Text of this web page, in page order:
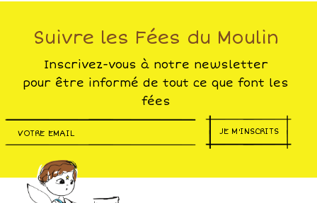
Suivre les Fées du Moulin
Inscrivez-vous à notre newsletter
pour être informé de tout ce que font les
fées
JE M'INSCRITS